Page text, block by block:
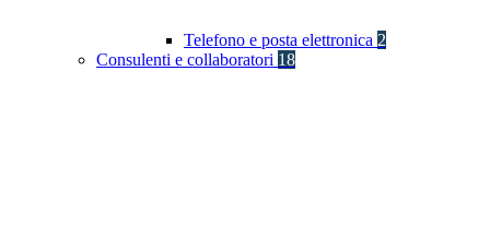
Telefono e posta elettronica 2
Consulenti e collaboratori 18